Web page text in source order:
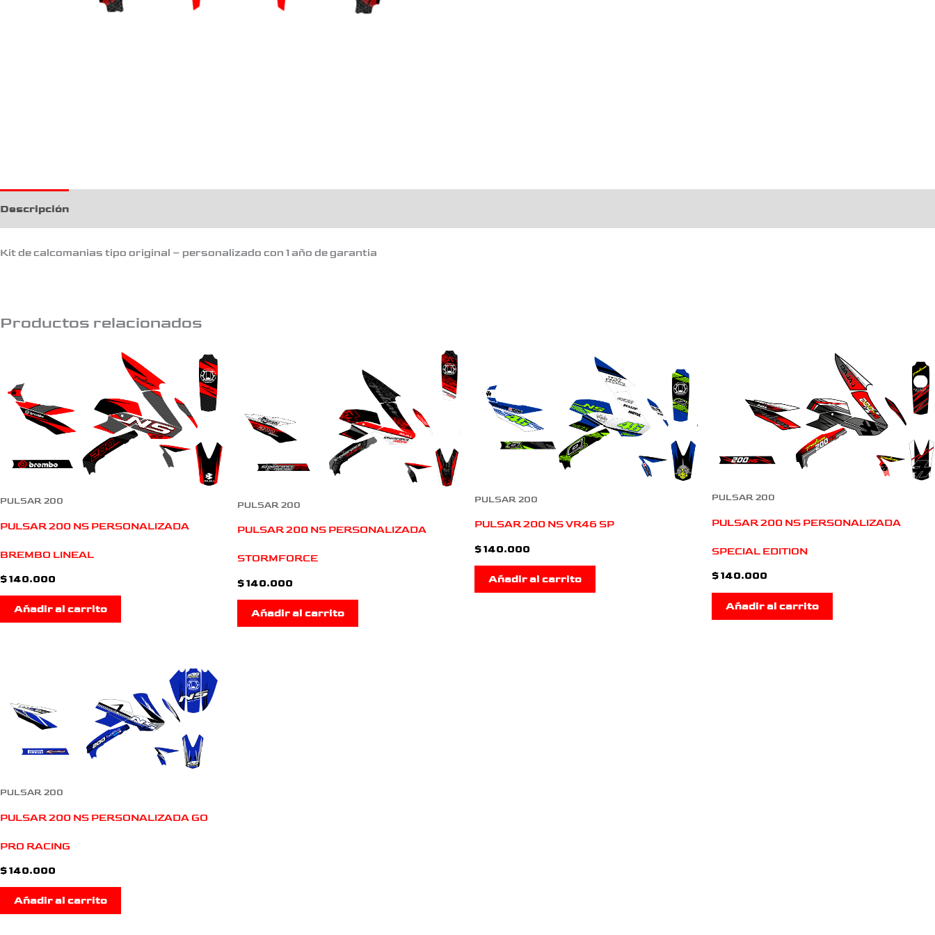
Descripción
Kit de calcomanias tipo original – personalizado con 1 año de garantia
Productos relacionados
PULSAR 200
PULSAR 200 NS PERSONALIZADA
BREMBO LINEAL
$140.000
Añadir al carrito
PULSAR 200
PULSAR 200 NS PERSONALIZADA
STORMFORCE
$140.000
Añadir al carrito
PULSAR 200
PULSAR 200 NS VR46 SP
$140.000
Añadir al carrito
PULSAR 200
PULSAR 200 NS PERSONALIZADA
SPECIAL EDITION
$140.000
Añadir al carrito
PULSAR 200
PULSAR 200 NS PERSONALIZADA GO
PRO RACING
$140.000
Añadir al carrito